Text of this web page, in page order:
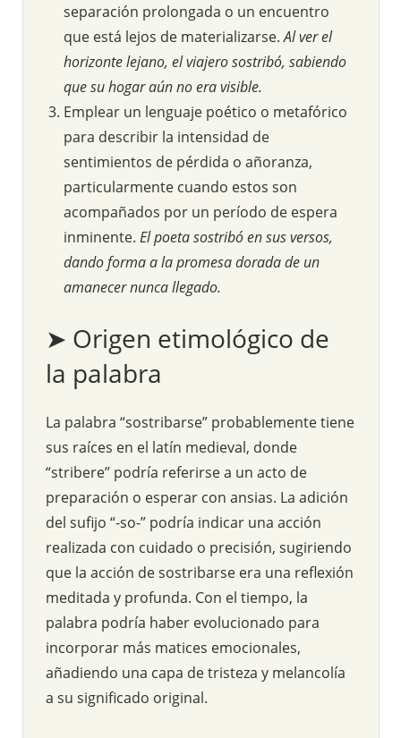
separación prolongada o un encuentro
que está lejos de materializarse.Al ver el
horizonte lejano, el viajero sostribó, sabiendo
que su hogar aún no era visible.
Emplear un lenguaje poético o metafórico
para describir la intensidad de
sentimientos de pérdida o añoranza,
particularmente cuando estos son
acompañados por un período de espera
inminente. El poeta sostribó en sus versos,
dando forma a la promesa dorada de un
amanecer nunca llegado.
➤ Origen etimológico de
la palabra
La palabra “sostribarse” probablemente tiene
sus raíces en el latín medieval, donde
“stribere” podría referirse a un acto de
preparación o esperar con ansias. La adición
del sufijo “-so-” podría indicar una acción
realizada con cuidado o precisión, sugiriendo
que la acción de sostribarse era una reflexión
meditada y profunda. Con el tiempo, la
palabra podría haber evolucionado para
incorporar más matices emocionales,
añadiendo una capa de tristeza y melancolía
a su significado original.